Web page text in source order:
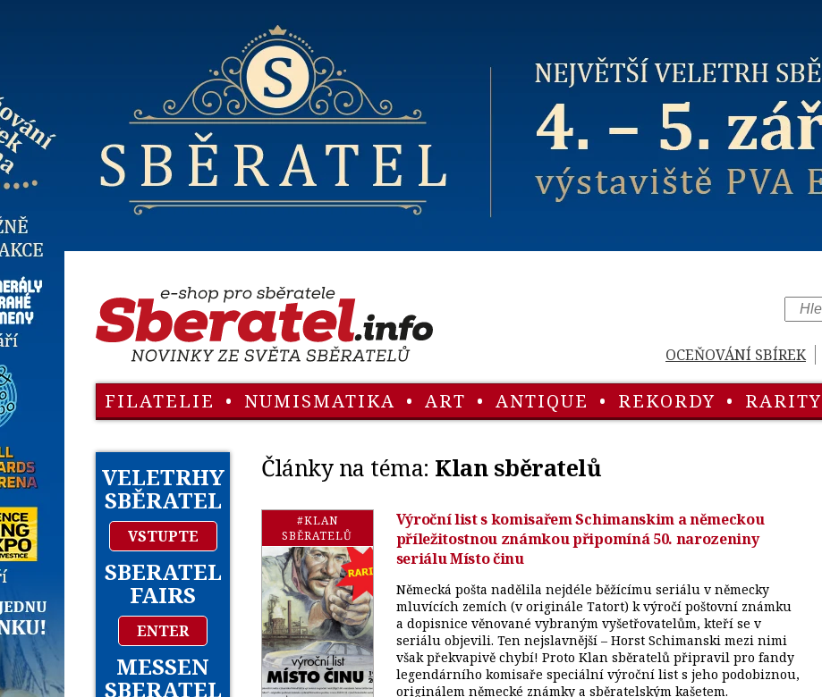
OCEŇOVÁNÍ SBÍREK
FILATELIE • NUMISMATIKA • ART • ANTIQUE • REKORDY • RARITY
VELETRHY
SBĚRATEL
VSTUPTE
SBERATEL
FAIRS
ENTER
MESSEN
SBERATEL
Články na téma: Klan sběratelů
#KLAN
SBĚRATELŮ
Výroční list s komisařem Schimanskim a německou
příležitostnou známkou připomíná 50. narozeniny
seriálu Místo činu
Německá pošta nadělila nejdéle běžícímu seriálu v německy
mluvících zemích (v originále Tatort) k výročí poštovní známku
a dopisnice věnované vybraným vyšetřovatelům, kteří se v
seriálu objevili. Ten nejslavnější – Horst Schimanski mezi nimi
však překvapivě chybí! Proto Klan sběratelů připravil pro fandy
legendárního komisaře speciální výroční list s jeho podobiznou,
originálem německé známky a sběratelským kašetem.